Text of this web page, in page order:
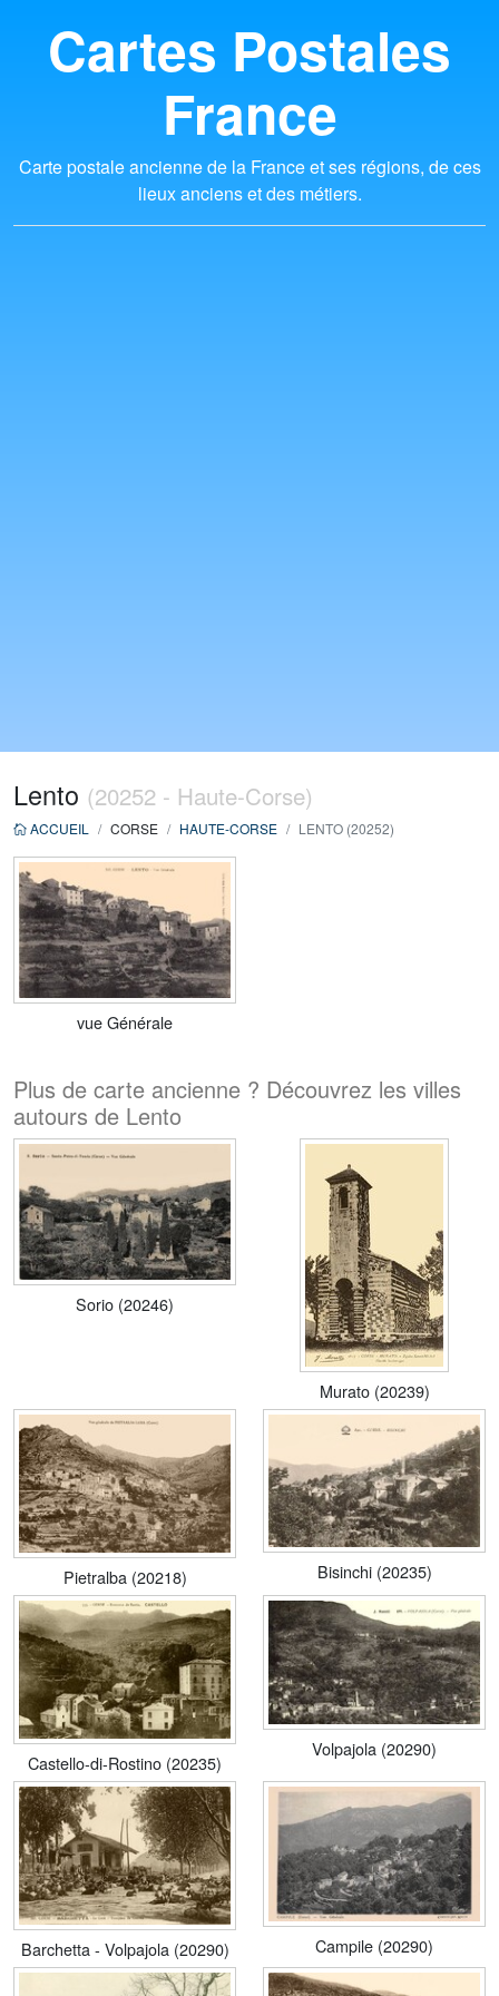
Cartes Postales
France
Carte postale ancienne de la France et ses régions, de ces
lieux anciens et des métiers.
Lento (20252 - Haute-Corse)
ACCUEIL CORSE HAUTE-CORSE LENTO (20252)
vue Générale
Plus de carte ancienne ? Découvrez les villes
autours de Lento
Sorio (20246)
Murato (20239)
Pietralba (20218) Bisinchi (20235)
Castello-di-Rostino (20235)
Volpajola (20290)
Barchetta - Volpajola (20290) Campile (20290)